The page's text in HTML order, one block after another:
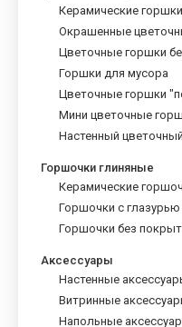
Керамические горшки
Окрашенные
Цветочные горшки
Горшки для мусора
Цветочные горшки
Мини цветочные
Настенный
Горшочки глиняные
Керамические
Горшочки с глазурью
Горшочки без
Аксессуары
Настенные
Витринные
Напольные